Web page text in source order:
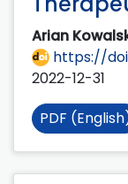
Arian
https://
2022-12-31
PDF